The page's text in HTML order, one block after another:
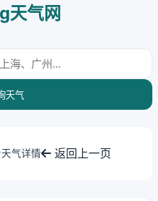
天气网
天气
气详情 返回上一页